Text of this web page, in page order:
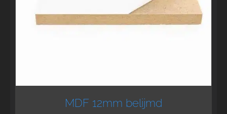
MDF 12mm belijmd